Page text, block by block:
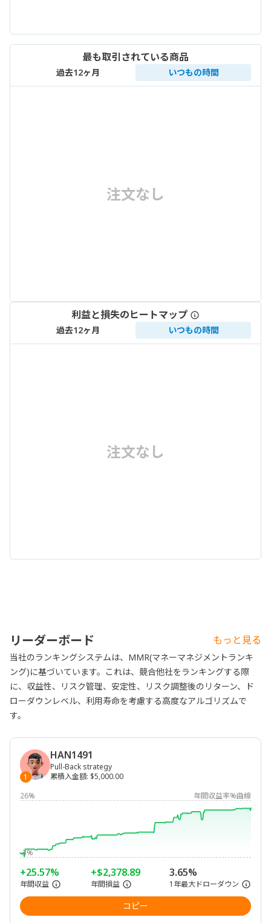
最も取引されている商品
過去12ヶ月 いつもの時間
注文なし
利益と損失のヒートマップ
過去12ヶ月 いつもの時間
注文なし
リーダーボード もっと見る
当社のランキングシステムは、MMR(マネーマネジメントランキ
ング)に基づいています。これは、競合他社をランキングする際
に、収益性、リスク管理、安定性、リスク調整後のリターン、ド
ローダウンレベル、利用寿命を考慮する高度なアルゴリズムで
す。
1
HAN1491
Pull-Back strategy
累積入金額: $5,000.00
26%
年間収益率%曲線
-3%
+25.57%
年間収益
+$2,378.89
年間損益
3.65%
1年最大ドローダウン
コピー